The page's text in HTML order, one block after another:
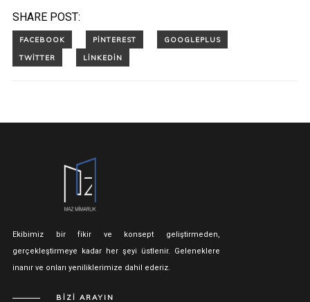
SHARE POST:
Ekibimiz bir fikir ve konsept geliştirmeden,
gerçekleştirmeye kadar her şeyi üstlenir. Geleneklere
inanır ve onları yeniliklerimize dahil ederiz.
BİZİ ARAYIN